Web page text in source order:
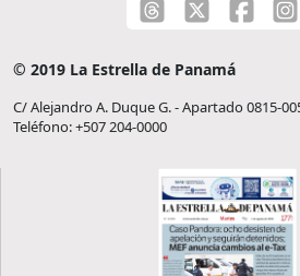
© 2019 La Estrella de Panamá
C/ Alejandro A. Duque G. - Apartado 0815-
Teléfono: +507 204-0000